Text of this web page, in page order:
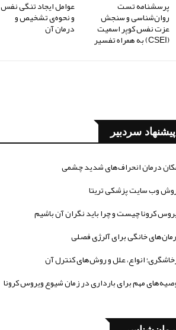
پرسشنامه تست
روان‌شناسی و سنجش
عزت نفس کوپر اسمیت
(CSEI) به همراه تفسیر
عوامل ایجاد تنگی نفس
و نحوه‌ی تشخیص و
درمان آن
پیشنهاد سردبیر
درمان انحراف‌های شدید چشمی
وب سایت پزشکی تریتا
کرونا چیست و چرا باید نگران آن باشیم
خانگی برای آلرژی فصلی
انواع، علل و روش‌های کنترل آن
مهم برای بارداری در زمان شیوع ویروس کرونا